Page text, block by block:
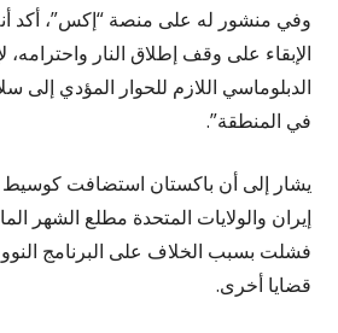
وفي منشور له على منصة “إكس”، أكد
الإبقاء على وقف إطلاق النار واحترامه،
الدبلوماسي اللازم للحوار المؤدي إلى
في المنطقة”.
يشار إلى أن باكستان استضافت كوسيط
إيران والولايات المتحدة مطلع الشهر
فشلت بسبب الخلاف على البرنامج
قضايا أخرى.